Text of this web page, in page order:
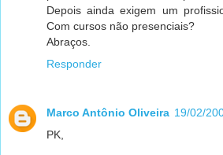
Depois ainda exigem um
Com cursos não presenciais?
Abraços.
Responder
Marco Antônio Oliveira 19/02/
PK,